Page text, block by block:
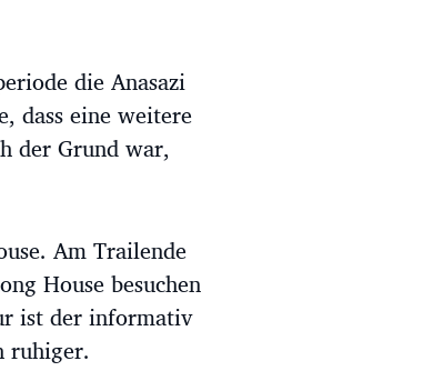
die Anasazi
dass eine weitere
der Grund war,
Am Trailende
House besuchen
ist der informativ
ruhiger.